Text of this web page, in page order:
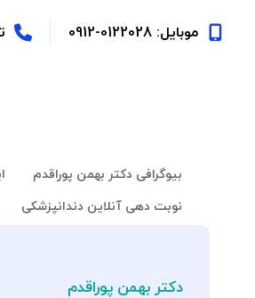
موبایل: 0122028-0912
بیوگرافی دکتر بهمن پوراقدم
نوبت دهی آنلاین دندانپزشکی
دکتر بهمن پوراقدم